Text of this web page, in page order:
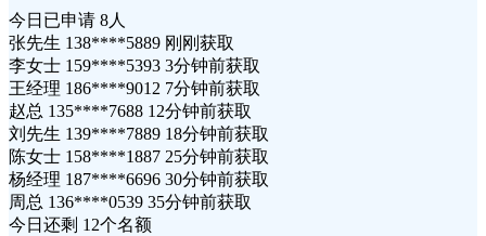
今日已申请 8人
张先生 138****5889 刚刚获取
李女士 159****5393 3分钟前获取
王经理 186****9012 7分钟前获取
赵总 135****7688 12分钟前获取
刘先生 139****7889 18分钟前获取
陈女士 158****1887 25分钟前获取
杨经理 187****6696 30分钟前获取
周总 136****0539 35分钟前获取
今日还剩 12个名额